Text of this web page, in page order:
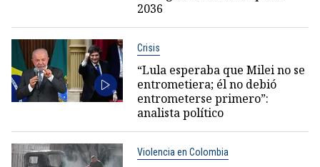
2036
Crisis
“Lula esperaba que Milei no se
entrometiera; él no debió
entrometerse primero”:
analista político
Violencia en Colombia